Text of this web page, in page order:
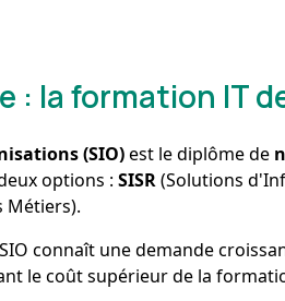
: la formation IT
(SIO)est le diplôme de
options :SISR(Solutions
Métiers).
connaît une demande
le coût supérieur de la